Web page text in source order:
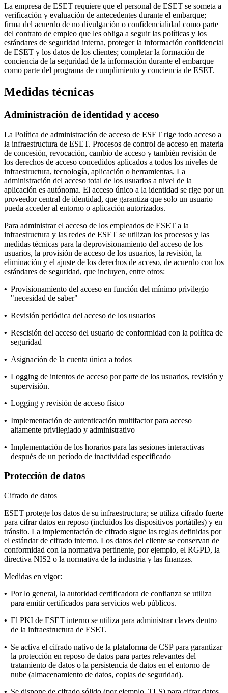
La empresa de ESET requiere que el personal de ESET se someta a
verificación y evaluación de antecedentes durante el embarque;
firma del acuerdo de no divulgación o confidencialidad como parte
del contrato de empleo que les obliga a seguir las políticas y los
estándares de seguridad interna, proteger la información confidencial
de ESET y los datos de los clientes; completar la formación de
conciencia de la seguridad de la información durante el embarque
como parte del programa de cumplimiento y conciencia de ESET.
Medidas técnicas
Administración de identidad y acceso
La Política de administración de acceso de ESET rige todo acceso a
la infraestructura de ESET. Procesos de control de acceso en materia
de concesión, revocación, cambio de acceso y también revisión de
los derechos de acceso concedidos aplicados a todos los niveles de
infraestructura, tecnología, aplicación o herramientas. La
administración del acceso total de los usuarios a nivel de la
aplicación es autónoma. El acceso único a la identidad se rige por un
proveedor central de identidad, que garantiza que solo un usuario
pueda acceder al entorno o aplicación autorizados.
Para administrar el acceso de los empleados de ESET a la
infraestructura y las redes de ESET se utilizan los procesos y las
medidas técnicas para la deprovisionamiento del acceso de los
usuarios, la provisión de acceso de los usuarios, la revisión, la
eliminación y el ajuste de los derechos de acceso, de acuerdo con los
estándares de seguridad, que incluyen, entre otros:
• Provisionamiento del acceso en función del mínimo privilegio
"necesidad de saber"
• Revisión periódica del acceso de los usuarios
• Rescisión del acceso del usuario de conformidad con la política de
seguridad
• Asignación de la cuenta única a todos
• Logging de intentos de acceso por parte de los usuarios, revisión y
supervisión.
• Logging y revisión de acceso físico
• Implementación de autenticación multifactor para acceso
altamente privilegiado y administrativo
• Implementación de los horarios para las sesiones interactivas
después de un período de inactividad especificado
Protección de datos
Cifrado de datos
ESET protege los datos de su infraestructura; se utiliza cifrado fuerte
para cifrar datos en reposo (incluidos los dispositivos portátiles) y en
tránsito. La implementación de cifrado sigue las reglas definidas por
el estándar de cifrado interno. Los datos del cliente se conservan de
conformidad con la normativa pertinente, por ejemplo, el RGPD, la
directiva NIS2 o la normativa de la industria y las finanzas.
Medidas en vigor:
• Por lo general, la autoridad certificadora de confianza se utiliza
para emitir certificados para servicios web públicos.
• El PKI de ESET interno se utiliza para administrar claves dentro
de la infraestructura de ESET.
• Se activa el cifrado nativo de la plataforma de CSP para garantizar
la protección en reposo de datos para partes relevantes del
tratamiento de datos o la persistencia de datos en el entorno de
nube (almacenamiento de datos, copias de seguridad).